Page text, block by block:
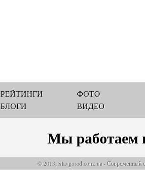
РЕЙТИНГИ
БЛОГИ
ФОТО
ВИДЕО
Мы работаем
© 2013, Slavgorod.com..ua - Современный